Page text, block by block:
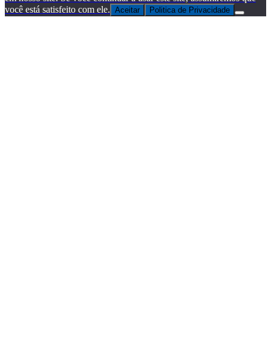
você está satisfeito com ele. Aceitar Politica de Privacidade